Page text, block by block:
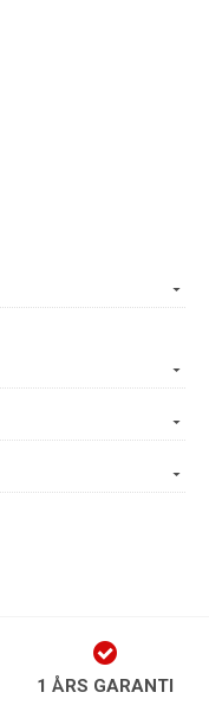
1 ÅRS GARANTI